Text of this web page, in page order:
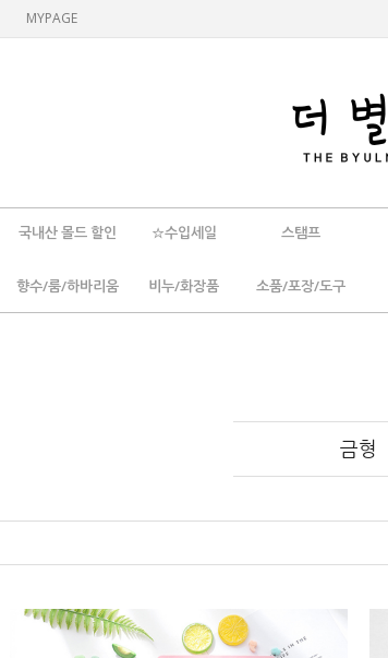
MYPAGE
국내산 몰드 할인 ☆수입세일 스탬프
향수/룸/하바리움 비누/화장품 소품/포장/도구
금형